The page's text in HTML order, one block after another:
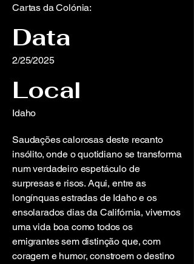
Cartas da Colónia:
Data
2/25/2025
Local
Idaho
Saudações calorosas deste recanto
insólito, onde o quotidiano se transforma
num verdadeiro espetáculo de
surpresas e risos. Aqui, entre as
longínquas estradas de Idaho e os
ensolarados dias da Califórnia, vivemos
uma vida boa como todos os
emigrantes sem distinção que, com
coragem e humor, constroem o destino